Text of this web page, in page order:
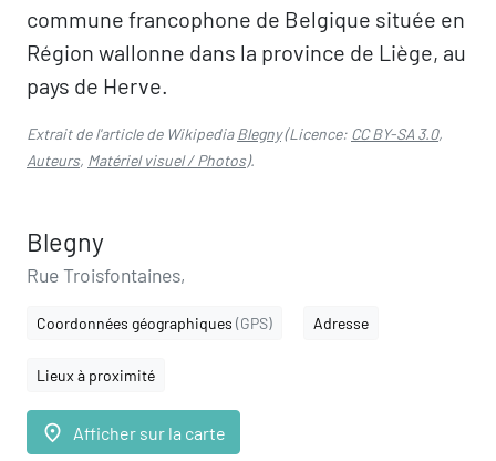
commune francophone de Belgique située en
Région wallonne dans la province de Liège, au
pays de Herve.
Extrait de l'article de WikipediaBlegny(Licence: CC BY-SA 3.0,
Auteurs, Matériel visuel / Photos).
Blegny
Rue Troisfontaines,
Coordonnées géographiques (GPS) Adresse
Lieux à proximité
place Afficher sur la carte